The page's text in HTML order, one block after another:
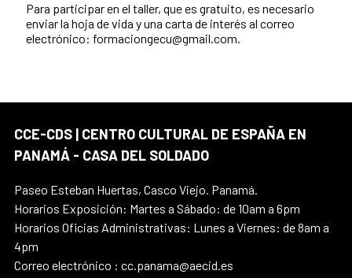
Para participar en el taller, que es gratuito, es necesario
enviar la hoja de vida y una carta de interés al correo
electrónico: formaciongecu@gmail.com.
CCE-CDS | CENTRO CULTURAL DE ESPAÑA EN
PANAMÁ - CASA DEL SOLDADO
Paseo Esteban Huertas, Casco Viejo. Panamá.
Horarios Exposición: Martes a Sábado: de 10am a 6pm
Horarios Oficias Administrativas: Lunes a Viernes: de 8am a
4pm
Correo electrónico : cc.panama@aecid.es